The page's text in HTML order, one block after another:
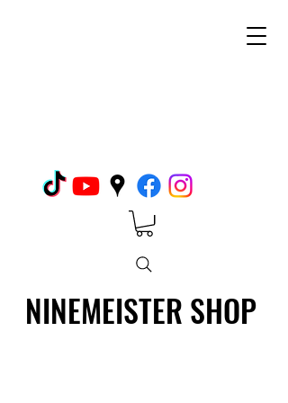
NINEMEISTER SHOP